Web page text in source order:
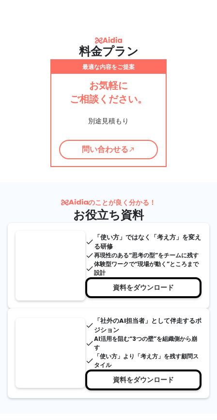
料金プラン
最適な内容をご提案
お気軽に
ご相談ください。
別途見積もり
問い合わせる call_made
のことが良く分かる！
お役立ち資料
done 「使い方」ではなく「考え方」を変え
る研修
done再現性のある“思考の型”をチームに残す
done
体験型ワークで“現場が動く”ところまで
設計
資料をダウンロード
done 「社外のAI担当者」として伴走するポ
ジション
done
AI活用を阻む“3つの壁”を組織側から崩
す
done
「使い方」より「考え方」を残す顧問ス
タイル
資料をダウンロード